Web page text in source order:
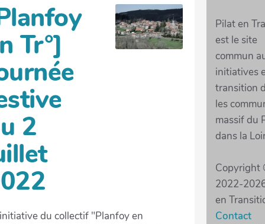
Tr°]
2
du collectif "Planfoy en
Pilat en
est le site
commun
initiatives
transition
les
massif du
dans la
Copyright
2022-
en
Contact